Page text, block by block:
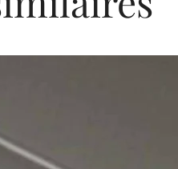
cécité. Bien rincer
vous auriez déjà eu
derrière l’oreille ou sur